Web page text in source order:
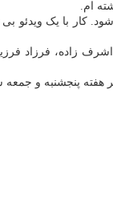
ام.
با یک ویدئو بی
زاده، فرزاد
صورت تصویری نیز از سایت این شبکه